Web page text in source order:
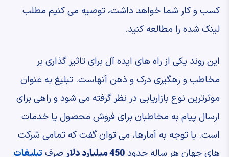
کسب و کار شما خواهد داشت، توصیه می کنیم مطلب
لینک شده را مطالعه کنید.
این روند یکی از راه های ایده آل برای تاثیر گذاری بر
مخاطب و رهگیری درک و ذهن آنهاست. تبلیغ به عنوان
موثرترین نوع بازاریابی در نظر گرفته می شود و راهی برای
ارسال پیام به مخاطبان برای فروش محصول یا خدمات
است. با توجه به آمارها، می توان گفت که تمامی شرکت
های جهان هر ساله حدود450 میلیارد دلار صرف تبلیغات